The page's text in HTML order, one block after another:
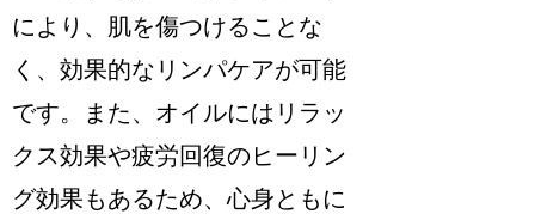
により、肌を傷つけることな
く、効果的なリンパケアが可能
です。また、オイルにはリラッ
クス効果や疲労回復のヒーリン
グ効果もあるため、心身ともに